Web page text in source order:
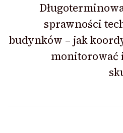
sprawności
budynków – jak
monitorować